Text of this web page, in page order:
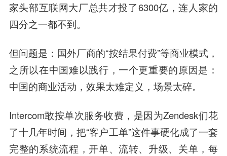
家头部互联网大厂总共才投了6300亿，连人家的
四分之一都不到。
但问题是 ：国外厂商的“按结果付费”等商业模式，
之所以在中国难以践行，一个更重要的原因是：
中国的商业活动，效果太难定义，场景太碎。
Intercom敢按单次服务收费，是因为Zendesk们花
了十几年时间，把“客户工单”这件事硬化成了一套
完整的系统流程，开单、流转、升级、关单，每